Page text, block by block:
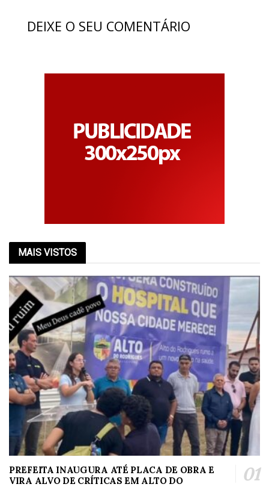
DEIXE O SEU COMENTÁRIO
MAIS VISTOS
PREFEITA INAUGURA ATÉ PLACA DE OBRA E
VIRA ALVO DE CRÍTICAS EM ALTO DO